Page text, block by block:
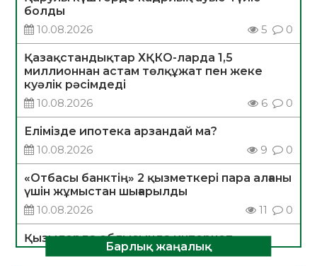
болды
10.08.2026
5 0
Қазақстандықтар ХҚКО-ларда 1,5
миллионнан астам төлқұжат пен жеке
куәлік рәсімдеді
10.08.2026
6 0
Елімізде ипотека арзандай ма?
10.08.2026
9 0
«Отбасы банктің» 2 қызметкері пара алғаны
үшін жұмыстан шығарылды
10.08.2026
11 0
Қызылорда облысында интернет
алаяқтықтың алдын алуға бағытталған
Барлық жаңалық